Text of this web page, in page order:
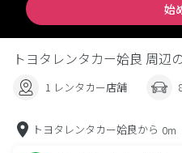
始
トヨタレンタカー姶良 周辺
1 レンタカー店舗
トヨタレンタカー姶良から 0m